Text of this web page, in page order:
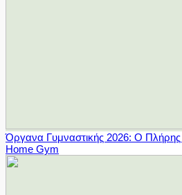
Όργανα Γυμναστικής 2026: Ο Πλήρης
Home Gym